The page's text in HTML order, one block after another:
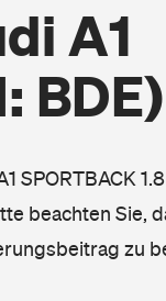
A1
BDE)
beachten Sie,
zu